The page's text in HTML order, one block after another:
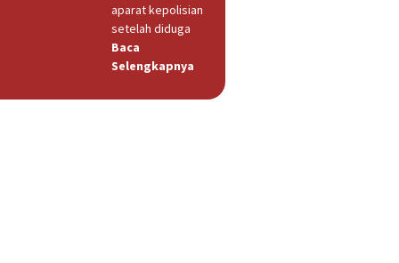
aparat kepolisian
setelah diduga
Baca
Selengkapnya